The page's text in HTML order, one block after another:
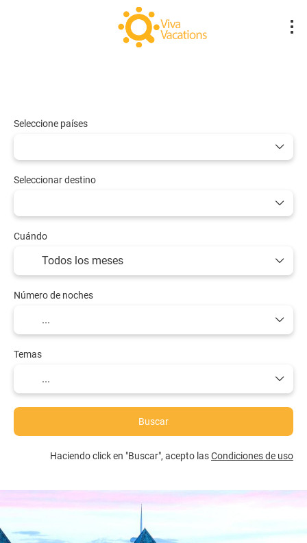
Seleccione países
Seleccionar destino
Cuándo
Número de noches
Temas
Buscar
Haciendo click en "Buscar", acepto lasCondiciones de uso